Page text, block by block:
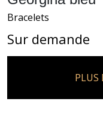
Bracelets
Sur demande
PLUS